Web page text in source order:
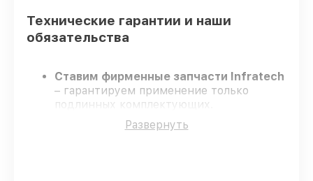
Технические гарантии и наши
обязательства
Ставим фирменные запчасти Infratech
– гарантируем применение только
подлинных комплектующих.
Квалифицированные мастера
проходят жёсткий контроль знаний и
Развернуть